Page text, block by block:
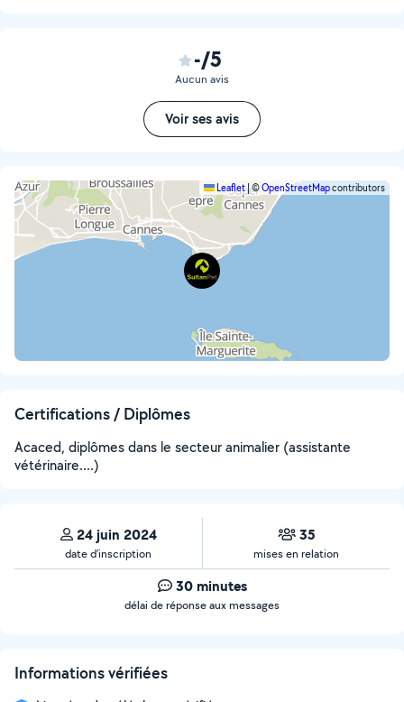
-/5
Aucun avis
Voir ses avis
Leaflet|©OpenStreetMapcontributors
Certifications / Diplômes
Acaced, diplômes dans le secteur animalier (assistante
vétérinaire....)
24 juin 2024
date d’inscription
35
mises en relation
30 minutes
délai de réponse aux messages
Informations vérifiées